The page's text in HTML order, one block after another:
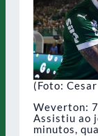
(Foto:
Weverton:
Assistiu ao
minutos,